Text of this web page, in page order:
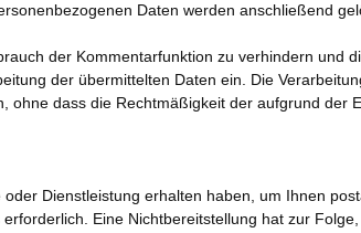
Daten werden anschließend
der Kommentarfunktion zu verhindern und
der übermittelten Daten ein. Die
dass die Rechtmäßigkeit der aufgrund der
Dienstleistung erhalten haben, um Ihnen
Eine Nichtbereitstellung hat zur